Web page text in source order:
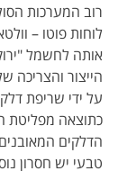
רוב המערכות
לוחות פוטו –
אותה לחשמל
הייצור
על ידי שריפת
כתוצאה מפליטת
הדלקים
טבעי יש חסרון